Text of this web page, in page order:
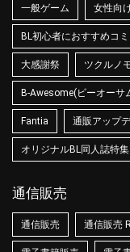
一般ゲーム 女性向
BL初心者におすすめコ
大感謝祭 ツクルノ
B-Awesome(ビーオーサ
Fantia 通販アップ
オリジナルBL同人誌特集
通信販売
通信販売 通信販売